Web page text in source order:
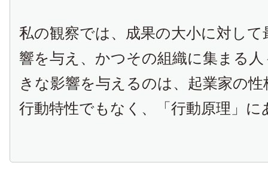
私の観察では、成果の大小に対し
響を与え、かつその組織に集まる
きな影響を与えるのは、起業家の
行動特性でもなく、「行動原理」